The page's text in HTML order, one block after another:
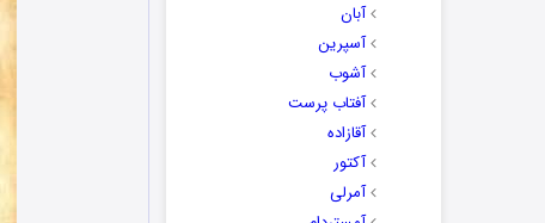
آبان
آسپرین
آشوب
آفتاب پرست
آقازاده
آکتور
آمرلی